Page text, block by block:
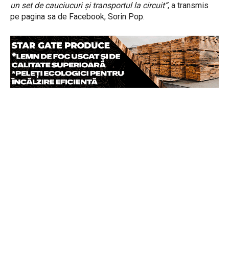
un set de cauciucuri și transportul la circuit”, a transmis
pe pagina sa de Facebook, Sorin Pop.